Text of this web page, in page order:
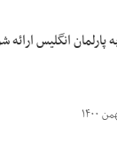
پارلمان انگلیس